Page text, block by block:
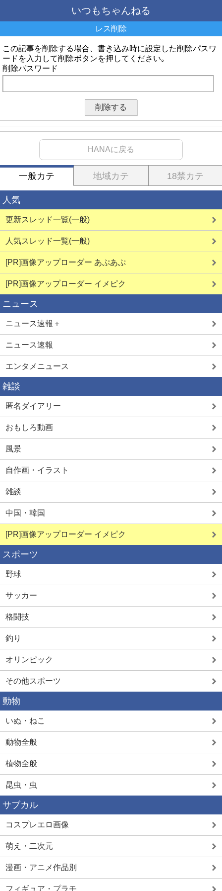
いつもちゃんねる
レス削除
この記事を削除する場合、書き込み時に設定した削除パスワ
ードを入力して削除ボタンを押してください｡
削除パスワード
HANAに戻る
一般カテ 地域カテ 18禁カテ
人気
更新スレッド一覧(一般)
人気スレッド一覧(一般)
[PR]画像アップローダー あぷあぷ
[PR]画像アップローダー イメピク
ニュース
ニュース速報＋
ニュース速報
エンタメニュース
雑談
匿名ダイアリー
おもしろ動画
風景
自作画・イラスト
雑談
中国・韓国
[PR]画像アップローダー イメピク
スポーツ
野球
サッカー
格闘技
釣り
オリンピック
その他スポーツ
動物
いぬ・ねこ
動物全般
植物全般
昆虫・虫
サブカル
コスプレエロ画像
萌え・二次元
漫画・アニメ作品別
フィギュア・プラモ